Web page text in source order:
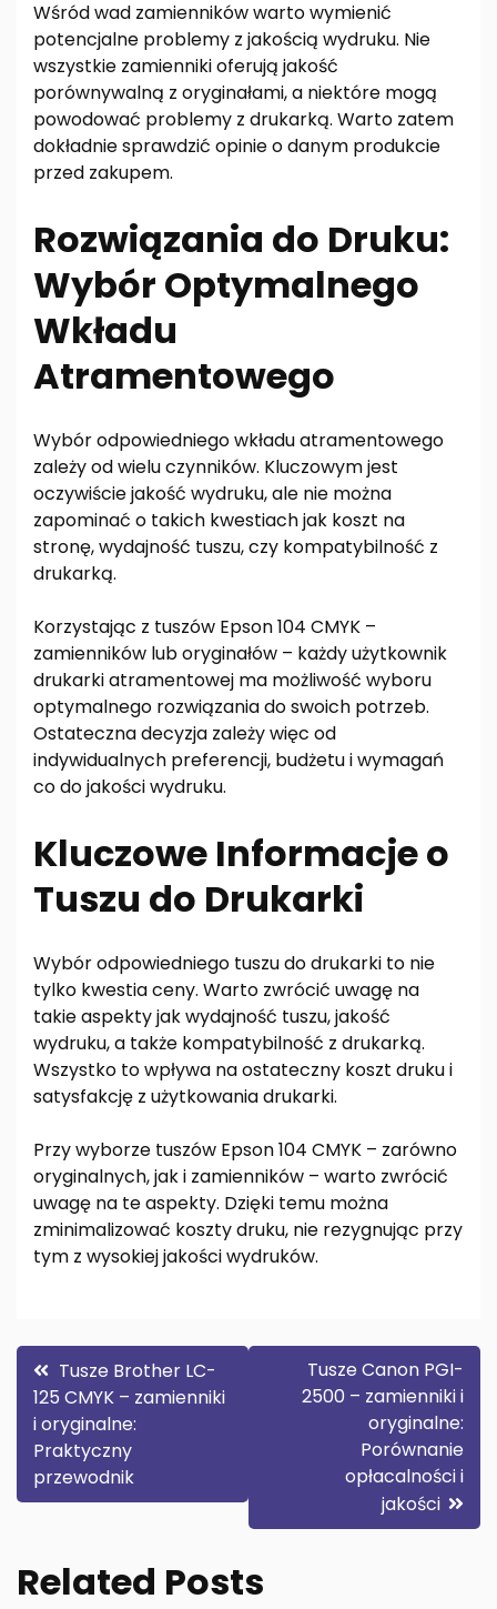
Wśród wad zamienników warto wymienić
potencjalne problemy z jakością wydruku. Nie
wszystkie zamienniki oferują jakość
porównywalną z oryginałami, a niektóre mogą
powodować problemy z drukarką. Warto zatem
dokładnie sprawdzić opinie o danym produkcie
przed zakupem.
Rozwiązania do Druku:
Wybór Optymalnego
Wkładu
Atramentowego
Wybór odpowiedniego wkładu atramentowego
zależy od wielu czynników. Kluczowym jest
oczywiście jakość wydruku, ale nie można
zapominać o takich kwestiach jak koszt na
stronę, wydajność tuszu, czy kompatybilność z
drukarką.
Korzystając z tuszów Epson 104 CMYK –
zamienników lub oryginałów – każdy użytkownik
drukarki atramentowej ma możliwość wyboru
optymalnego rozwiązania do swoich potrzeb.
Ostateczna decyzja zależy więc od
indywidualnych preferencji, budżetu i wymagań
co do jakości wydruku.
Kluczowe Informacje o
Tuszu do Drukarki
Wybór odpowiedniego tuszu do drukarki to nie
tylko kwestia ceny. Warto zwrócić uwagę na
takie aspekty jak wydajność tuszu, jakość
wydruku, a także kompatybilność z drukarką.
Wszystko to wpływa na ostateczny koszt druku i
satysfakcję z użytkowania drukarki.
Przy wyborze tuszów Epson 104 CMYK – zarówno
oryginalnych, jak i zamienników – warto zwrócić
uwagę na te aspekty. Dzięki temu można
zminimalizować koszty druku, nie rezygnując przy
tym z wysokiej jakości wydruków.
Nawigacja
wpisu
Tusze Brother LC-
125 CMYK – zamienniki
i oryginalne:
Praktyczny
przewodnik
Tusze Canon PGI-
2500 – zamienniki i
oryginalne:
Porównanie
opłacalności i
jakości
Related Posts